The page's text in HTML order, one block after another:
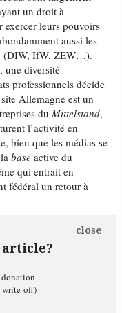
un droit à
exercer leurs pouvoirs
aussi les
(DIW, IfW, ZEW…).
une diversité
professionnels décide
Allemagne est un
duMittelstand,
l’activité en
bien que les médias se
labase active du
qui entrait en
fédéral un retour à
article?
close
write-off)